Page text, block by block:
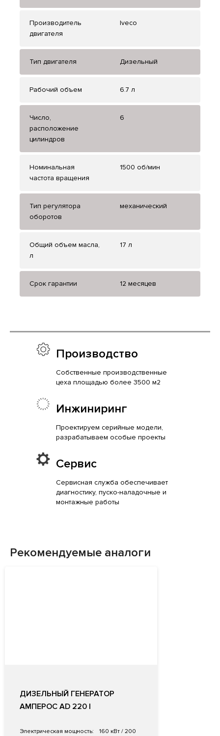
Производитель
двигателя
Iveco
Тип двигателя Дизельный
Рабочий объем 6.7 л
Число,
расположение
цилиндров
6
Номинальная
частота вращения
1500 об/мин
Тип регулятора
оборотов
механический
Общий объем масла,
л
17 л
Срок гарантии 12 месяцев
Производство
Собственные производственные
цеха площадью более 3500 м2
Инжиниринг
Проектируем серийные модели,
разрабатываем особые проекты
Сервис
Сервисная служба обеспечивает
диагностику, пуско-наладочные и
монтажные работы
Рекомендуемые аналоги
ДИЗЕЛЬНЫЙ ГЕНЕРАТОР
АМПЕРОС AD 220 I
Электрическая мощность:
160 кВт / 200